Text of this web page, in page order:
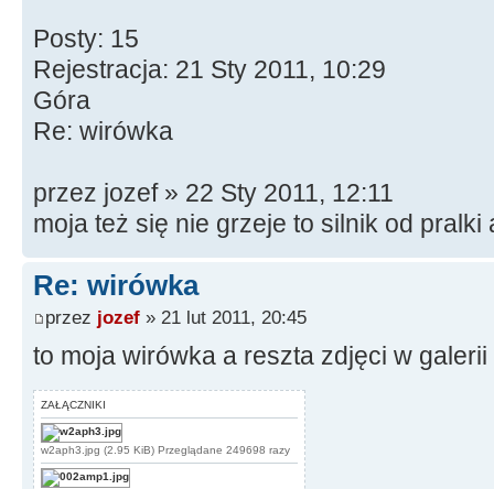
Posty: 15
Rejestracja: 21 Sty 2011, 10:29
Góra
Re: wirówka
przez jozef » 22 Sty 2011, 12:11
moja też się nie grzeje to silnik od pralki
Re: wirówka
przez jozef » 21 lut 2011, 20:45
to moja wirówka a reszta zdjęci w
ZAŁĄCZNIKI
w2aph3.jpg (2.95 KiB) Przeglądane 249698 razy